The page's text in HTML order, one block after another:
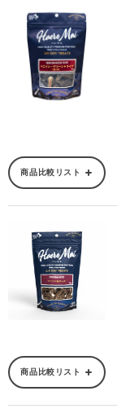
商品比較リスト
商品比較リスト